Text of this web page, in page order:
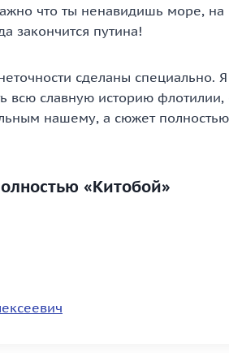
что ты ненавидишь море,
закончится путина!
сделаны специально.
всю славную историю флотилии,
нашему, а сюжет
«Китобой»